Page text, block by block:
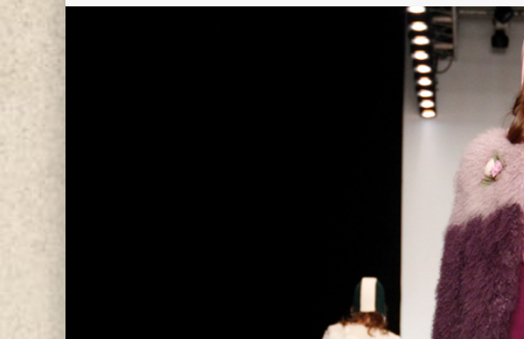
ШКОЛА ШЕФА: КУХНЯ НОВОГО ВРЕМЕНИ 2026